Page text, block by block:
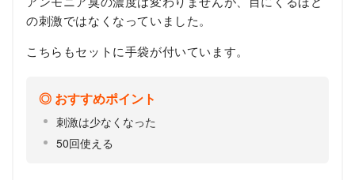
の刺激ではなくなっていました。
こちらもセットに手袋が付いています。
おすすめポイント
刺激は少なくなった
50回使える